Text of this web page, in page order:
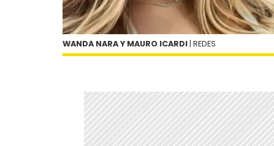
WANDA NARA Y MAURO ICARDI | REDES